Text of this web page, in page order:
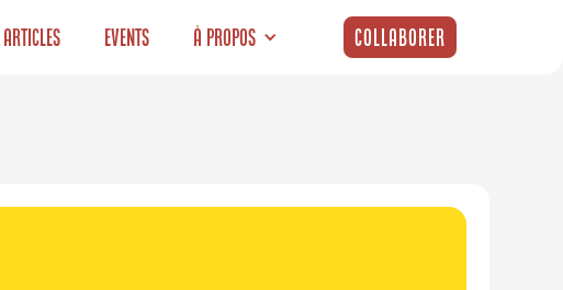
Articles Events À propos Collaborer